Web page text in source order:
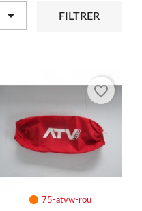
 FILTRER
75-atvw-rou
favorite_border